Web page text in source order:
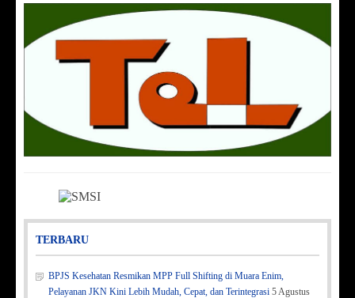
TERBARU
BPJS Kesehatan Resmikan MPP Full Shifting di Muara Enim,
Pelayanan JKN Kini Lebih Mudah, Cepat, dan Terintegrasi 5 Agustus